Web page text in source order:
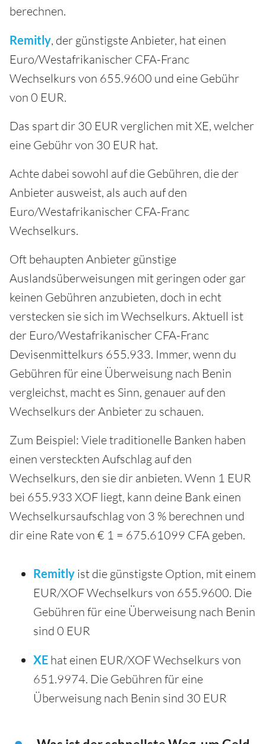
berechnen.
Remitly, der günstigste Anbieter, hat einen
Euro/Westafrikanischer CFA-Franc
Wechselkurs von 655.9600 und eine Gebühr
von 0 EUR.
Das spart dir 30 EUR verglichen mit XE, welcher
eine Gebühr von 30 EUR hat.
Achte dabei sowohl auf die Gebühren, die der
Anbieter ausweist, als auch auf den
Euro/Westafrikanischer CFA-Franc
Wechselkurs.
Oft behaupten Anbieter günstige
Auslandsüberweisungen mit geringen oder gar
keinen Gebühren anzubieten, doch in echt
verstecken sie sich im Wechselkurs. Aktuell ist
der Euro/Westafrikanischer CFA-Franc
Devisenmittelkurs 655.933. Immer, wenn du
Gebühren für eine Überweisung nach Benin
vergleichst, macht es Sinn, genauer auf den
Wechselkurs der Anbieter zu schauen.
Zum Beispiel: Viele traditionelle Banken haben
einen versteckten Aufschlag auf den
Wechselkurs, den sie dir anbieten. Wenn 1 EUR
bei 655.933 XOF liegt, kann deine Bank einen
Wechselkursaufschlag von 3 % berechnen und
dir eine Rate von € 1 = 675.61099 CFA geben.
Remitly ist die günstigste Option, mit einem
EUR/XOF Wechselkurs von 655.9600. Die
Gebühren für eine Überweisung nach Benin
sind 0 EUR
XE hat einen EUR/XOF Wechselkurs von
651.9974. Die Gebühren für eine
Überweisung nach Benin sind 30 EUR